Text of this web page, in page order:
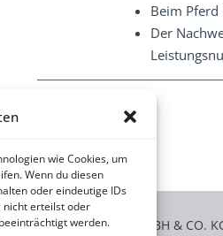
wie Cookies, um
Wenn du diesen
oder eindeutige IDs
nicht erteilst oder
werden.
Beim Pferd
Der
* Partnerlabor
2026 © LABOKLIN GMBH & CO.